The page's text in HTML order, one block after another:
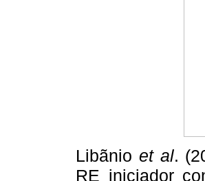
Libãnio et al.
RE iniciador